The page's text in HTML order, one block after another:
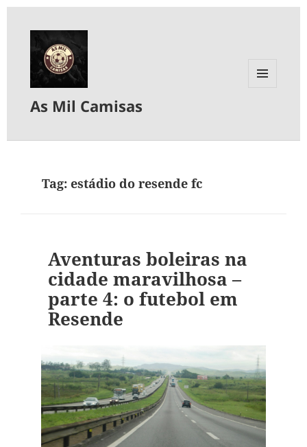
As Mil Camisas
Tag:estádio do resende fc
Aventuras boleiras na
cidade maravilhosa –
parte 4: o futebol em
Resende